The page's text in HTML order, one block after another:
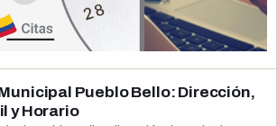
Pueblo Bello: Dirección,
y Horario